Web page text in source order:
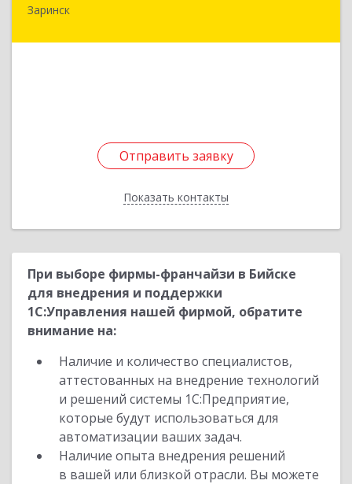
Заринск
Отправить заявку
Показать контакты
659100, Алтайский край, Заринск г, Таратынова
Отправить заявку
Назад
При выборе фирмы-франчайзи в Бийске
для внедрения и поддержки
1С:Управления нашей фирмой, обратите
внимание на:
Наличие и количество специалистов,
аттестованных на внедрение технологий
и решений системы 1С:Предприятие,
которые будут использоваться для
автоматизации ваших задач.
Наличие опыта внедрения решений
в вашей или близкой отрасли. Вы можете